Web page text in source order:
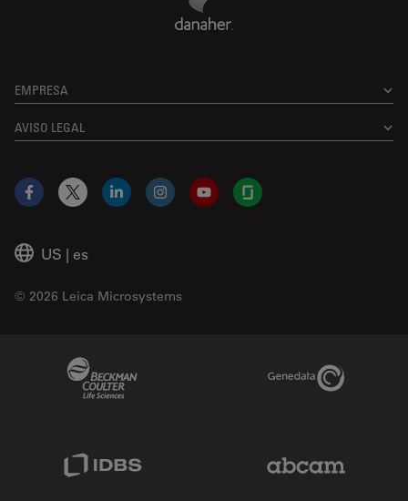
EMPRESA
AVISO LEGAL
US | es
© 2026 Leica Microsystems
Facebook
X LinkedInInstagramYouTubeGlassdoor
Genedata Link